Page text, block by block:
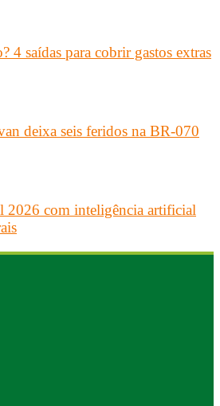
4 saídas para cobrir gastos extras
deixa seis feridos na BR-070
2026 com inteligência artificial